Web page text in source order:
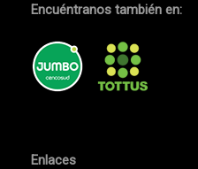
Encuéntranos también en:
Enlaces